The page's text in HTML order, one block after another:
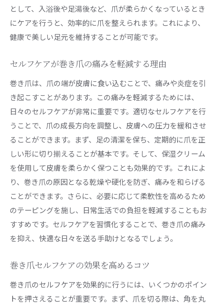
として、入浴後や足湯後など、爪が柔らかくなっているとき
にケアを行うと、効率的に爪を整えられます。これにより、
健康で美しい足元を維持することが可能です。
セルフケアが巻き爪の痛みを軽減する理由
巻き爪は、爪の端が皮膚に食い込むことで、痛みや炎症を引
き起こすことがあります。この痛みを軽減するためには、
日々のセルフケアが非常に重要です。適切なセルフケアを行
うことで、爪の成長方向を調整し、皮膚への圧力を緩和させ
ることができます。まず、足の清潔を保ち、定期的に爪を正
しい形に切り揃えることが基本です。そして、保湿クリーム
を使用して皮膚を柔らかく保つことも効果的です。これによ
り、巻き爪の原因となる乾燥や硬化を防ぎ、痛みを和らげる
ことができます。さらに、必要に応じて柔軟性を高めるため
のテーピングを施し、日常生活での負担を軽減することもお
すすめです。セルフケアを習慣化することで、巻き爪の痛み
を抑え、快適な日々を送る手助けとなるでしょう。
巻き爪セルフケアの効果を高めるコツ
巻き爪のセルフケアを効果的に行うには、いくつかのポイン
トを押さえることが重要です。まず、爪を切る際は、角を丸